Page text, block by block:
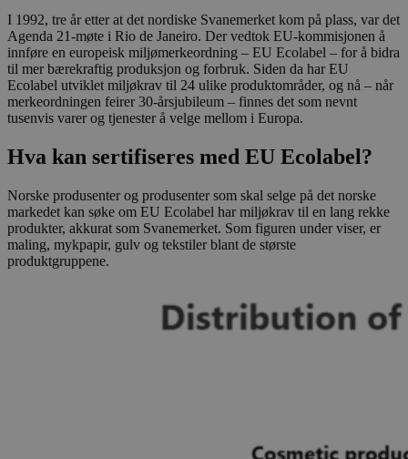
I 1992, tre år etter at det nordiske Svanemerket kom på plass, var det
Agenda 21-møte i Rio de Janeiro. Der vedtok EU-kommisjonen å
innføre en europeisk miljømerkeordning – EU Ecolabel – for å bidra
til mer bærekraftig produksjon og forbruk. Siden da har EU
Ecolabel utviklet miljøkrav til 24 ulike produktområder, og nå – når
merkeordningen feirer 30-årsjubileum – finnes det som nevnt
tusenvis varer og tjenester å velge mellom i Europa.
Hva kan sertifiseres med EU Ecolabel?
Norske produsenter og produsenter som skal selge på det norske
markedet kan søke om EU Ecolabel har miljøkrav til en lang rekke
produkter, akkurat som Svanemerket. Som figuren under viser, er
maling, mykpapir, gulv og tekstiler blant de største
produktgruppene.